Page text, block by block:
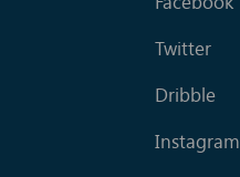
Twitter
Dribble
Instagram